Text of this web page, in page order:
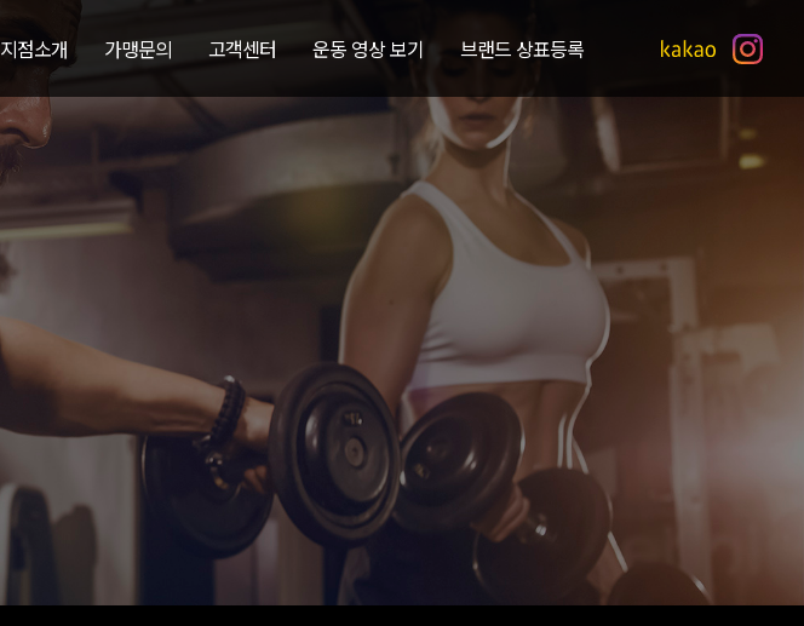
지점소개 가맹문의 고객센터 운동 영상 보기 브랜드 상표등록